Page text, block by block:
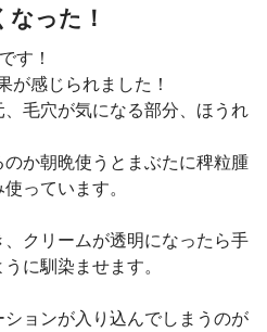
った！
す！
が感じられました！
毛穴が気になる部分、ほうれ
か朝晩使うとまぶたに稗粒腫
っています。
クリームが透明になったら手
に馴染ませます。
ョンが入り込んでしまうのが